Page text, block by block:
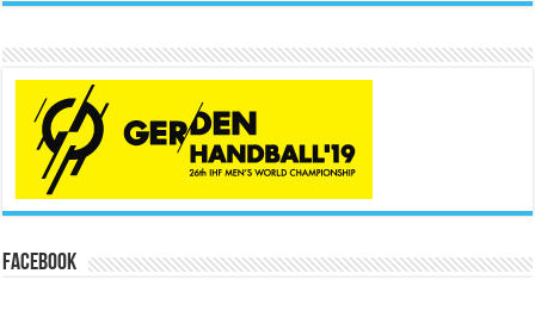
Facebook